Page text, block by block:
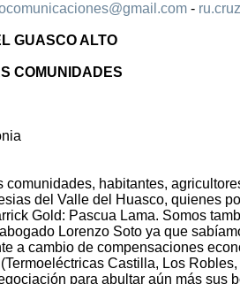
-
GUASCO ALTO
COMUNIDADES
habitantes,
del Valle del Huasco, quienes
Gold: Pascua Lama. Somos
Lorenzo Soto ya que
a cambio de compensaciones
Castilla, Los
para abultar aún más sus